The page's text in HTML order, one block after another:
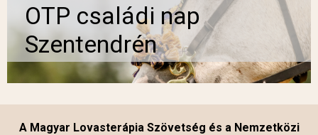
OTP családi nap
Szentendrén
A Magyar Lovasterápia Szövetség és a Nemzetközi